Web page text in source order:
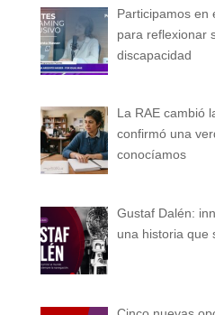
Participamos en
para reflexionar
discapacidad
La RAE cambió
confirmó una
conocíamos
Gustaf Dalén:
una historia que